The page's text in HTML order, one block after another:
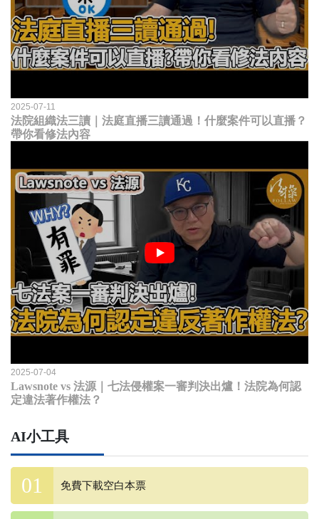
2025-07-11
法院組織法三讀｜法庭直播三讀通過！什麼案件可以直播？
帶你看修法內容
2025-07-04
Lawsnote vs 法源｜七法侵權案一審判決出爐！法院為何認
定違法著作權法？
AI小工具
免費下載空白本票